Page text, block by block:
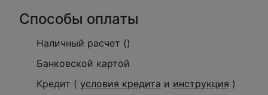
Способы оплаты
Наличный расчет ()
Банковской картой
Кредит ( условия кредита и инструкция )